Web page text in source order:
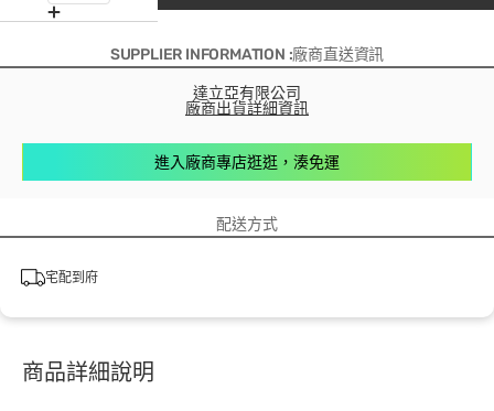
SUPPLIER INFORMATION :廠商直送資訊
達立亞有限公司
廠商出貨詳細資訊
進入廠商專店逛逛，湊免運
配送方式
宅配到府
商品詳細說明